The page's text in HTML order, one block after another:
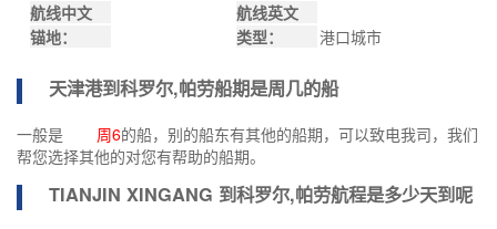
航线中文
航线英文
锚地：
类型： 港口城市
天津港到科罗尔,帕劳船期是周几的船
一般是 周6的船，别的船东有其他的船期，可以致电我司，我们
帮您选择其他的对您有帮助的船期。
TIANJIN XINGANG 到科罗尔,帕劳航程是多少天到呢